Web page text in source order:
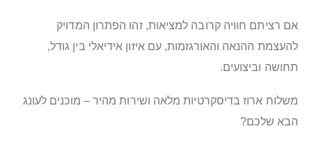
אם רציתם חוויה קרובה למציאות, זהו הפתרון המדויק
להעצמת ההנאה והאורגזמות, עם איזון אידיאלי בין גודל,
תחושה וביצועים.
משלוח ארוז בדיסקרטיות מלאה ושירות מהיר – מוכנים לעונג
הבא שלכם?